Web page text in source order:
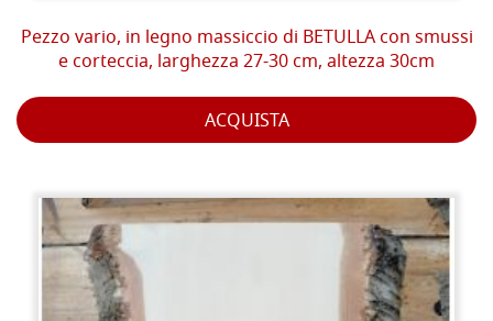
Pezzo vario, in legno massiccio di BETULLA con smussi
e corteccia, larghezza 27-30 cm, altezza 30cm
ACQUISTA